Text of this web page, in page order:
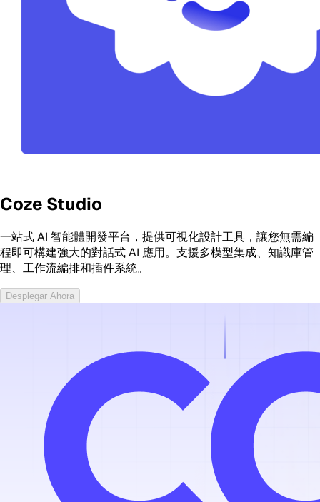
Coze Studio
一站式 AI 智能體開發平台，提供可視化設計工具，讓您無需編
程即可構建強大的對話式 AI 應用。支援多模型集成、知識庫管
理、工作流編排和插件系統。
Desplegar Ahora